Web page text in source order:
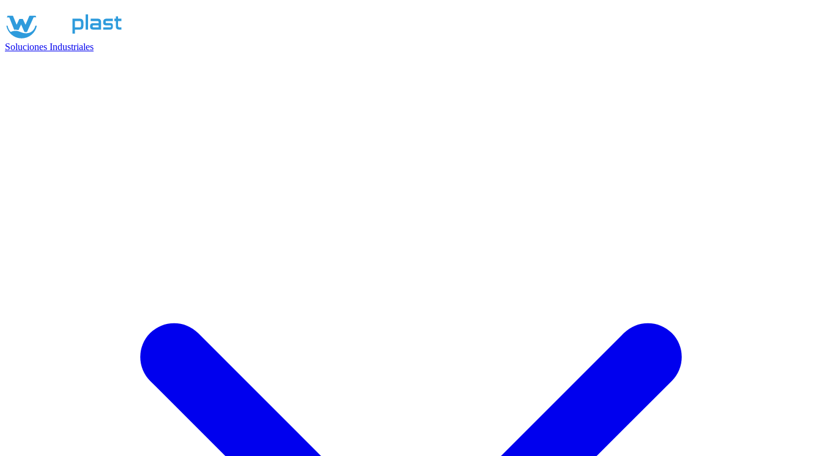
Soluciones Industriales